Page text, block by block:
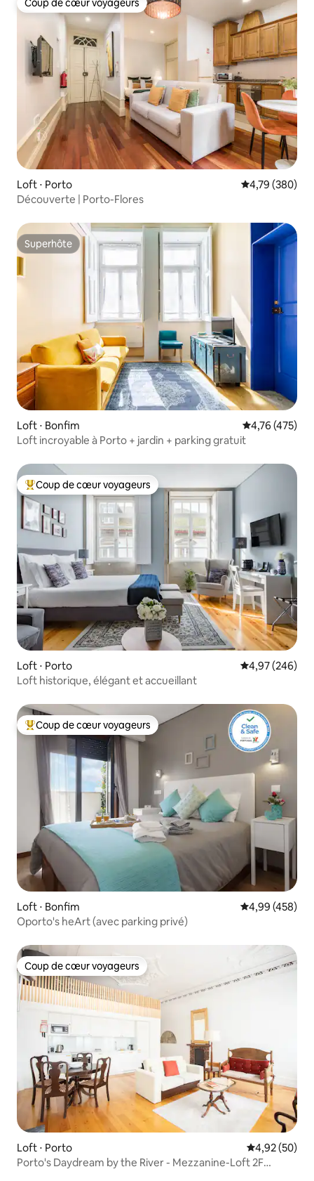
Coup de cœur voyageurs
Coup de cœur voyageurs
Loft ⋅ Porto Évaluation
4,79 (380)
Découverte | Porto-Flores
Superhôte
Superhôte
Loft ⋅ Bonfim Évaluation
4,76 (475)
Loft incroyable à Porto + jardin + parking gratuit
Coups de cœur voyageurs les plus appréciés
Coup de cœur voyageurs
Loft ⋅ Porto Évaluation
4,97 (246)
Loft historique, élégant et accueillant
Coups de cœur voyageurs les plus appréciés
Coup de cœur voyageurs
Loft ⋅ Bonfim Évaluation
4,99 (458)
Oporto's heArt (avec parking privé)
Coup de cœur voyageurs
Coup de cœur voyageurs
Loft ⋅ Porto Évaluation
4,92 (50)
Porto's Daydream by the River - Mezzanine-Loft 2F